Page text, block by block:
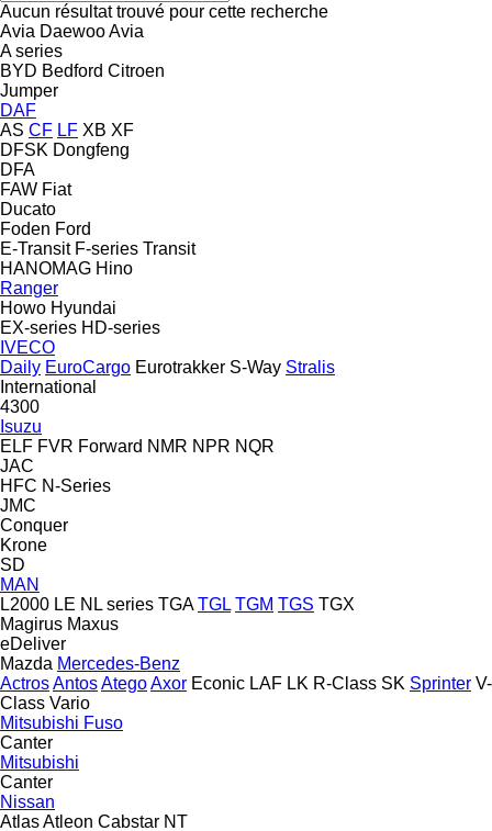
Aucun résultat trouvé pour cette recherche
Avia DaewooAvia
A series
BYD Bedford Citroen
Jumper
DAF
AS CF LF XB XF
DFSK Dongfeng
DFA
FAW Fiat
Ducato
Foden Ford
E-Transit F-series Transit
HANOMAG Hino
Ranger
Howo Hyundai
EX-series HD-series
IVECO
Daily EuroCargo Eurotrakker S-Way Stralis
International
4300
Isuzu
ELF FVR Forward NMR NPR NQR
JAC
HFC N-Series
JMC
Conquer
Krone
SD
MAN
L2000 LE NL series TGA TGL TGM TGS TGX
Magirus Maxus
eDeliver
Mazda Mercedes-Benz
ActrosAntosAtegoAxor Econic LAF LK R-Class SK Sprinter V-
Class Vario
Mitsubishi Fuso
Canter
Mitsubishi
Canter
Nissan
AtlasAtleon Cabstar NT